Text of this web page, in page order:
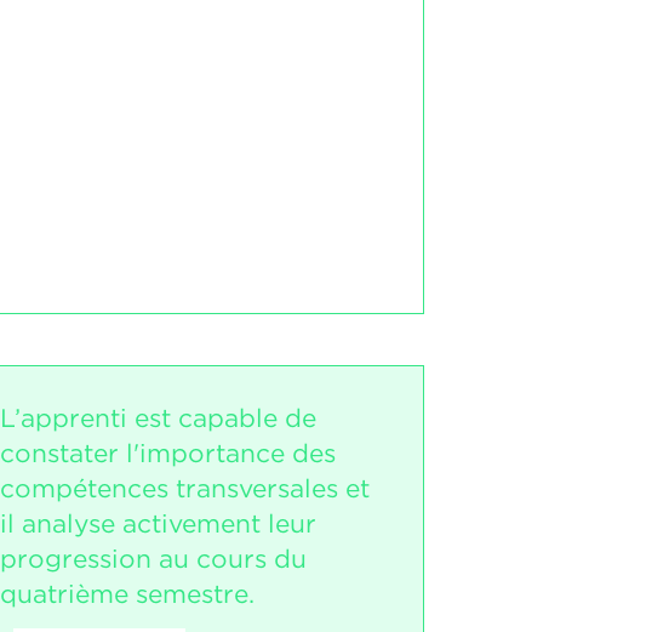
L’apprenti est capable de
constater l'importance des
compétences transversales et
il analyse activement leur
progression au cours du
quatrième semestre.